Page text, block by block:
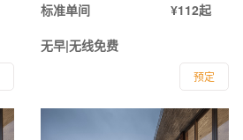
标准单间
¥112起
无早|无线免费
预定